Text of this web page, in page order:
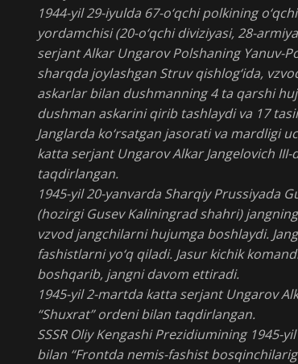
1944-yil 29-iyulda 67-o‘qchi polkining
yordamchisi (20-o‘qchi diviziyasi, 28-
serjant Alkar Ungarov Polshaning Yanuv-
sharqda joylashgan Struv qishlog‘ida,
askarlar bilan dushmanning 4 ta qarshi
dushman askarini qirib tashlaydi va 17
Janglarda ko‘rsatgan jasorati va mardligi
katta serjant Ungarov Alkar Jangelovich
taqdirlangan.
1945-yil 20-yanvarda Sharqiy Prussiyada
(hozirgi Gusev Kaliningrad shahri)
vzvod jangchilarni hujumga boshlaydi.
fashistlarni yo‘q qiladi. Jasur kichik
boshqarib, jangni davom ettiradi.
1945-yil 2-martda katta serjant Ungarov
“Shuxrat” ordeni bilan taqdirlangan.
SSSR Oliy Kengashi Prezidiumining 1945-
bilan “Frontda nemis-fashist